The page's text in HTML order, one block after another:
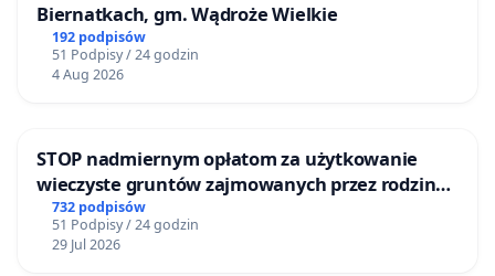
Biernatkach, gm. Wądroże Wielkie
192 podpisów
51 Podpisy / 24 godzin
4 Aug 2026
STOP nadmiernym opłatom za użytkowanie
wieczyste gruntów zajmowanych przez rodzinne
ogrody działkowe.
732 podpisów
51 Podpisy / 24 godzin
29 Jul 2026